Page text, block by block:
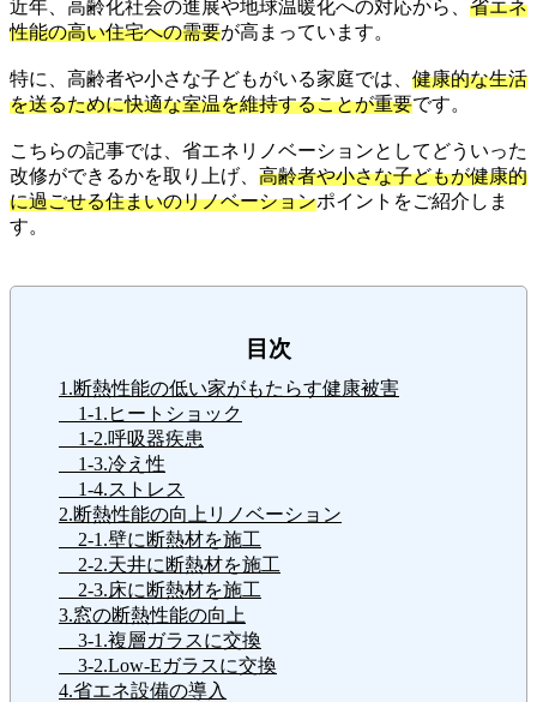
近年、高齢化社会の進展や地球温暖化への対応から、 省エネ
性能の高い住宅への需要が高まっています。
特に、高齢者や小さな子どもがいる家庭では、 健康的な生活
を送るために快適な室温を維持することが重要です。
こちらの記事では、省エネリノベーションとしてどういった
改修ができるかを取り上げ、 高齢者や小さな子どもが健康的
に過ごせる住まいのリノベーションポイントをご紹介しま
す。
目次
1.断熱性能の低い家がもたらす健康被害
1-1.ヒートショック
1-2.呼吸器疾患
1-3.冷え性
1-4.ストレス
2.断熱性能の向上リノベーション
2-1.壁に断熱材を施工
2-2.天井に断熱材を施工
2-3.床に断熱材を施工
3.窓の断熱性能の向上
3-1.複層ガラスに交換
3-2.Low-Eガラスに交換
4.省エネ設備の導入